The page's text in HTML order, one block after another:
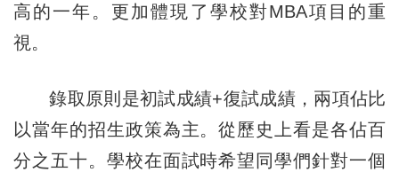
高的一年。更加體現了學校對MBA項目的重
視。
錄取原則是初試成績+復試成績，兩項佔比
以當年的招生政策為主。從歷史上看是各佔百
分之五十。學校在面試時希望同學們針對一個